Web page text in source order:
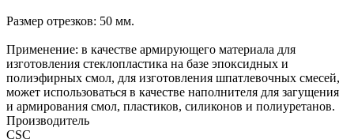
Размер отрезков: 50 мм.
Применение: в качестве армирующего материала для
изготовления стеклопластика на базе эпоксидных и
полиэфирных смол, для изготовления шпатлевочных смесей,
может использоваться в качестве наполнителя для загущения
и армирования смол, пластиков, силиконов и полиуретанов.
Производитель
CSC